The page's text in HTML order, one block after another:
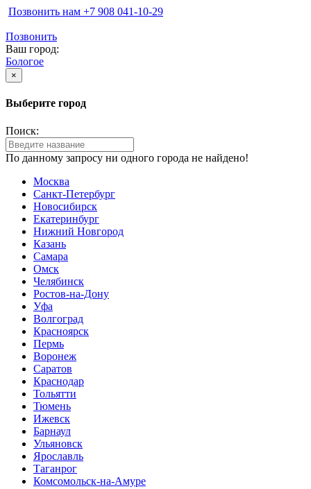
Позвонить нам ‪+7 908 041-10-29
Позвонить
Ваш город:
Бологое
×
Выберите город
Поиск:
По данному запросу ни одного города не найдено!
Москва
Санкт-Петербург
Новосибирск
Екатеринбург
Нижний Новгород
Казань
Самара
Омск
Челябинск
Ростов-на-Дону
Уфа
Волгоград
Красноярск
Пермь
Воронеж
Саратов
Краснодар
Тольятти
Тюмень
Ижевск
Барнаул
Ульяновск
Ярославль
Таганрог
Комсомольск-на-Амуре